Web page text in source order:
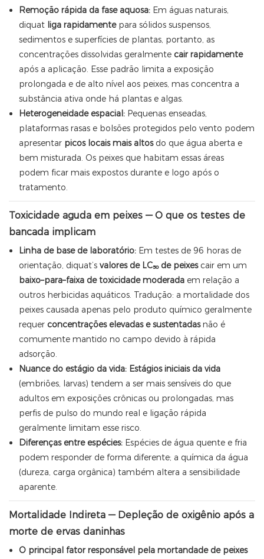
Remoção rápida da fase aquosa: Em águas naturais,
diquat liga rapidamente para sólidos suspensos,
sedimentos e superfícies de plantas, portanto, as
concentrações dissolvidas geralmente cair rapidamente
após a aplicação. Esse padrão limita a exposição
prolongada e de alto nível aos peixes, mas concentra a
substância ativa onde há plantas e algas.
Heterogeneidade espacial: Pequenas enseadas,
plataformas rasas e bolsões protegidos pelo vento podem
apresentar picos locais mais altos do que água aberta e
bem misturada. Os peixes que habitam essas áreas
podem ficar mais expostos durante e logo após o
tratamento.
Toxicidade aguda em peixes — O que os testes de
bancada implicam
Linha de base de laboratório: Em testes de 96 horas de
orientação, diquat’s valores de LC₅₀ de peixes cair em um
baixo–para–faixa de toxicidade moderada em relação a
outros herbicidas aquáticos. Tradução: a mortalidade dos
peixes causada apenas pelo produto químico geralmente
requer concentrações elevadas e sustentadasnão é
comumente mantido no campo devido à rápida
adsorção.
Nuance do estágio da vida: Estágios iniciais da vida
(embriões, larvas) tendem a ser mais sensíveis do que
adultos em exposições crônicas ou prolongadas, mas
perfis de pulso do mundo real e ligação rápida
geralmente limitam esse risco.
Diferenças entre espécies: Espécies de água quente e fria
podem responder de forma diferente; a química da água
(dureza, carga orgânica) também altera a sensibilidade
aparente.
Mortalidade Indireta — Depleção de oxigênio após a
morte de ervas daninhas
O principal fator responsável pela mortandade de peixes